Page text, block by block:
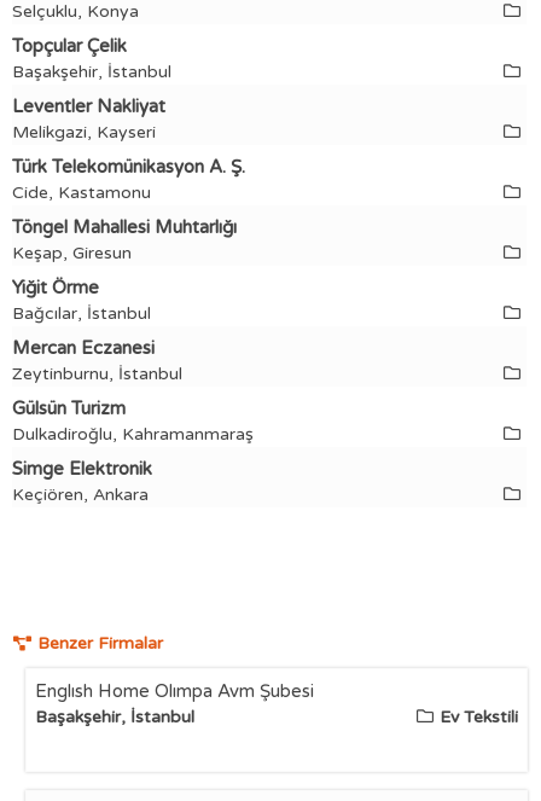
Selçuklu, Konya
Topçular Çelik
Başakşehir, İstanbul
Leventler Nakliyat
Melikgazi, Kayseri
Türk Telekomünikasyon A. Ş.
Cide, Kastamonu
Töngel Mahallesi Muhtarlığı
Keşap, Giresun
Yiğit Örme
Bağcılar, İstanbul
Mercan Eczanesi
Zeytinburnu, İstanbul
Gülsün Turizm
Dulkadiroğlu, Kahramanmaraş
Simge Elektronik
Keçiören, Ankara
Benzer Firmalar
Englısh Home Olımpa Avm Şubesi
Başakşehir, İstanbul Ev Tekstili